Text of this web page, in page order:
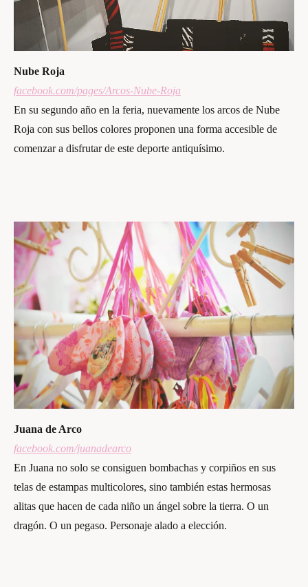
Nube Roja
facebook.com/pages/Arcos-Nube-Roja
En su segundo año en la feria, nuevamente los arcos de Nube
Roja con sus bellos colores proponen una forma accesible de
comenzar a disfrutar de este deporte antiquísimo.
Juana de Arco
facebook.com/juanadearco
En Juana no solo se consiguen bombachas y corpiños en sus
telas de estampas multicolores, sino también estas hermosas
alitas que hacen de cada niño un ángel sobre la tierra. O un
dragón. O un pegaso. Personaje alado a elección.